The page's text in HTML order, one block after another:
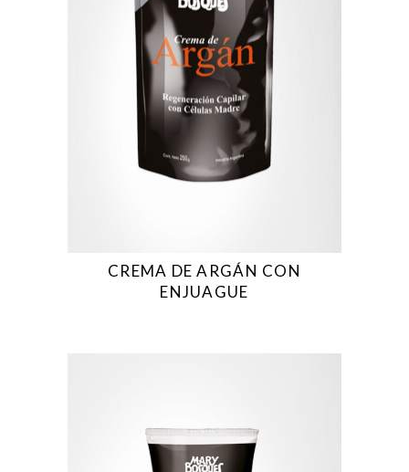
CREMA DE ARGÁN CON
ENJUAGUE